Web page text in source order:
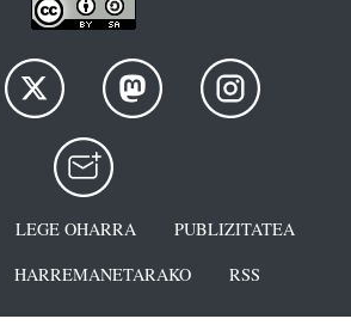
LEGE OHARRA
PUBLIZITATEA
HARREMANETARAKO RSS